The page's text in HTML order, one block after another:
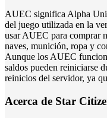
AUEC significa Alpha
del juego utilizada en la
usar AUEC para comprar
naves, munición, ropa y
Aunque los AUEC
saldos pueden reiniciarse
reinicios del servidor, ya
Acerca de Star